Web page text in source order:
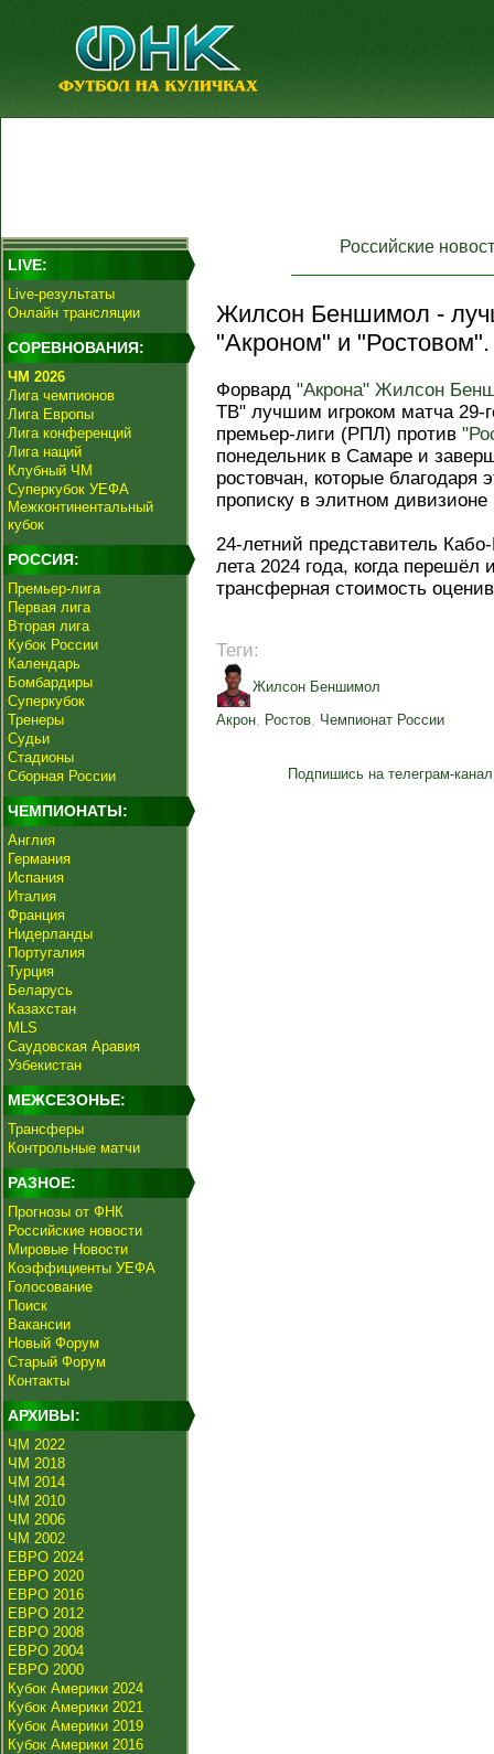
LIVE:
Live-результаты
Онлайн трансляции
СОРЕВНОВАНИЯ:
ЧМ 2026
Лига чемпионов
Лига Европы
Лига конференций
Лига наций
Клубный ЧМ
Суперкубок УЕФА
Межконтинентальный
кубок
РОССИЯ:
Премьер-лига
Первая лига
Вторая лига
Кубок России
Календарь
Бомбардиры
Суперкубок
Тренеры
Судьи
Стадионы
Сборная России
ЧЕМПИОНАТЫ:
Англия
Германия
Испания
Италия
Франция
Нидерланды
Португалия
Турция
Беларусь
Казахстан
MLS
Саудовская Аравия
Узбекистан
МЕЖСЕЗОНЬЕ:
Трансферы
Контрольные матчи
РАЗНОЕ:
Прогнозы от ФНК
Российские новости
Мировые Новости
Коэффициенты УЕФА
Голосование
Поиск
Вакансии
Новый Форум
Старый Форум
Контакты
АРХИВЫ:
ЧМ 2022
ЧМ 2018
ЧМ 2014
ЧМ 2010
ЧМ 2006
ЧМ 2002
ЕВРО 2024
ЕВРО 2020
ЕВРО 2016
ЕВРО 2012
ЕВРО 2008
ЕВРО 2004
ЕВРО 2000
Кубок Америки 2024
Кубок Америки 2021
Кубок Америки 2019
Кубок Америки 2016
Российские
Жилсон Беншимол -
"Акроном" и "Ростовом".
Форвард "Акрона" Жилсон
ТВ" лучшим игроком матча
премьер‑лиги (РПЛ) против
понедельник в Самаре и
ростовчан, которые
прописку в элитном
24-летний представитель
лета 2024 года, когда перешёл
трансферная стоимость
Теги:
Жилсон Беншимол
Акрон, Ростов, Чемпионат России
Подпишись на телеграм-